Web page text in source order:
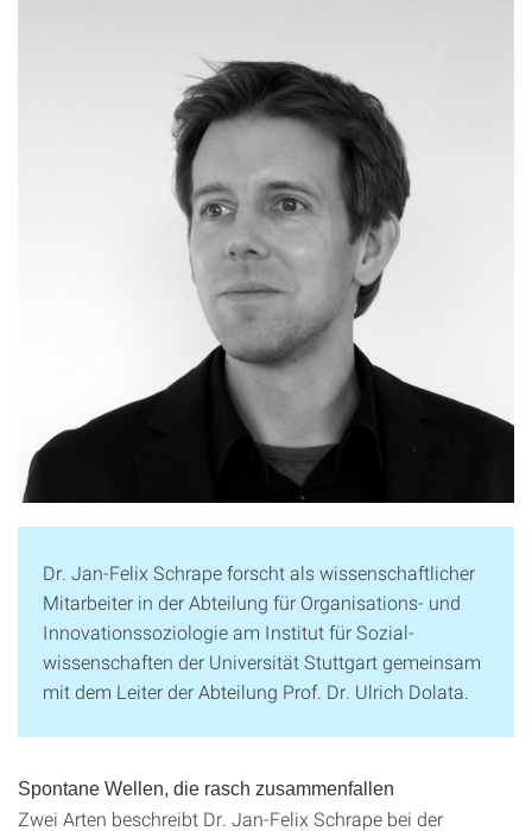
Dr. Jan-Felix Schrape forscht als wissen­schaftlicher
Mit­arbeiter in der Ab­teilung für Orga­nisations- und
Inno­vations­sozio­logie am Institut für Sozial­
wissenschaften der Uni­versität Stuttgart ge­mein­sam
mit dem Leiter der Ab­teilung Prof. Dr. Ulrich Dolata.
Spontane Wellen, die rasch zusammenfallen
Zwei Arten beschreibt Dr. Jan-Felix Schrape bei der